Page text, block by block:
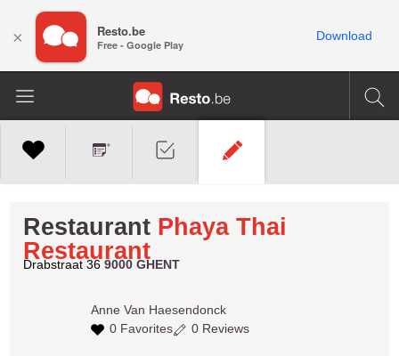
Restaurant Phaya Thai
Restaurant
Drabstraat 369000 GHENT
Anne Van Haesendonck
0 Favorites
0 Reviews
× Resto.be
Free - Google Play
Download